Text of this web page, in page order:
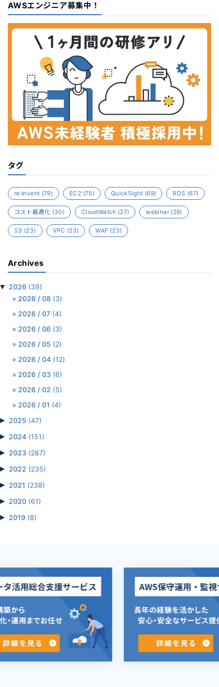
AWSエンジニア募集中！
タグ
re:Invent (79) EC2 (75) QuickSight (69) RDS (67)
コスト最適化 (30) CloudWatch (27) webinar(26)
S3 (23) VPC (23) WAF (23)
Archives
2026 (39)
2026 / 08 (3)
2026 / 07 (4)
2026 / 06 (3)
2026 / 05 (2)
2026 / 04 (12)
2026 / 03 (6)
2026 / 02 (5)
2026 / 01 (4)
2025 (47)
2024 (151)
2023 (287)
2022 (235)
2021 (238)
2020 (61)
2019 (8)